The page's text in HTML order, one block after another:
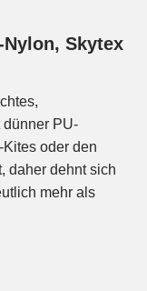
Skytex
PU-
oder den
daher dehnt sich
mehr als